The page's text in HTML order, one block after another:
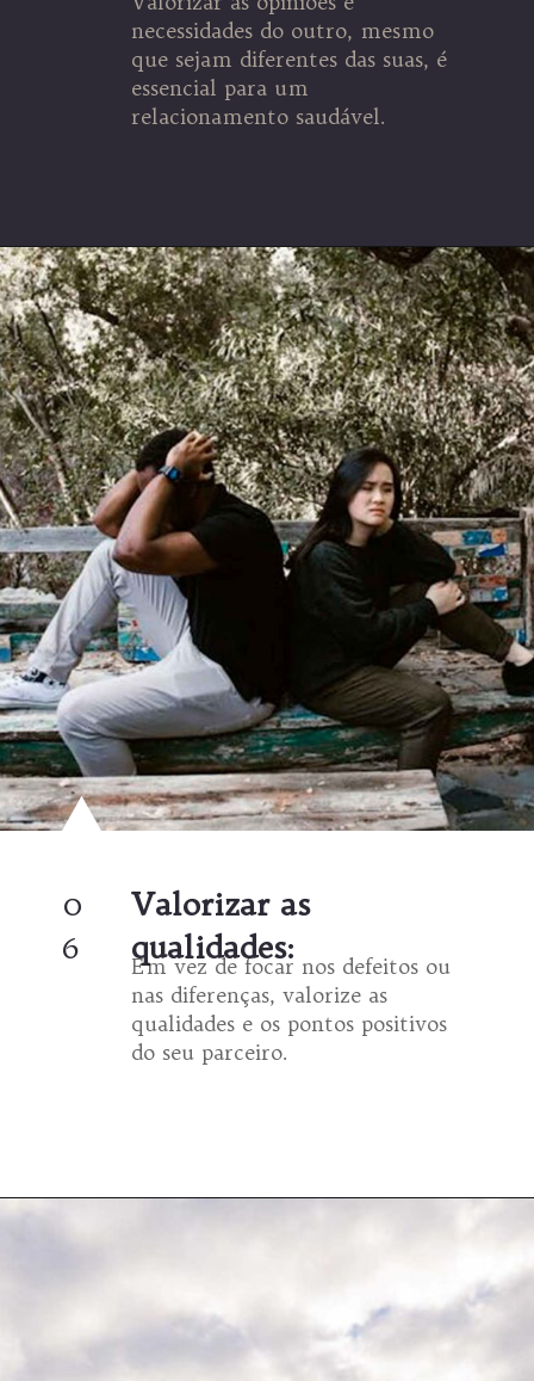
necessidades do outro, mesmo
que sejam diferentes das suas, é
essencial para um
relacionamento saudável.
Opening https://coachinglove.com.br/mundo-perfeito-sera-que-existe-isso-em-relacionamentos/
Valorizar as
qualidades:
0
6
Em vez de focar nos defeitos ou
nas diferenças, valorize as
qualidades e os pontos positivos
do seu parceiro.